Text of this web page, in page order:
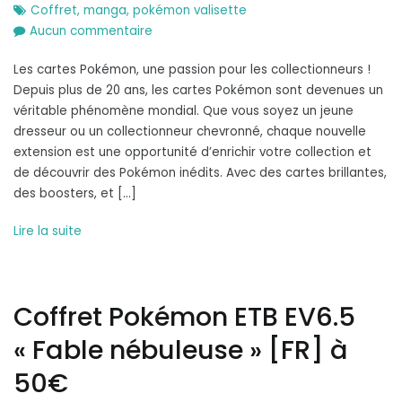
Coffret, manga, pokémon valisette
Aucun commentaire
Pokémon
valisette
[FR]
à
37.99€
Les cartes Pokémon, une passion pour les collectionneurs !
Depuis plus de 20 ans, les cartes Pokémon sont devenues un
véritable phénomène mondial. Que vous soyez un jeune
dresseur ou un collectionneur chevronné, chaque nouvelle
extension est une opportunité d’enrichir votre collection et
de découvrir des Pokémon inédits. Avec des cartes brillantes,
des boosters, et […]
Lire la suite
Coffret Pokémon ETB EV6.5
« Fable nébuleuse » [FR] à
50€